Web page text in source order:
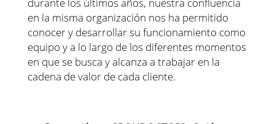
en la misma organización nos ha permitido
conocer y desarrollar su funcionamiento como
equipo y a lo largo de los diferentes momentos
en que se busca y alcanza a trabajar en la
cadena de valor de cada cliente.